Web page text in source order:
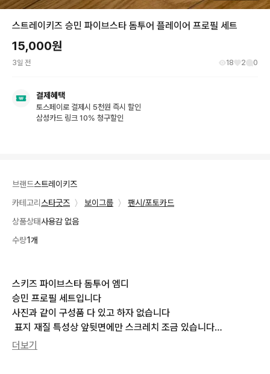
스트레이키즈 승민 파이브스타 돔투어 플레이어 프로필 세트
15,000원
3일 전 18 2 0
결제혜택
토스페이로 결제시 5천원 즉시 할인
삼성카드 링크 10% 청구할인
브랜드스트레이키즈
카테고리 스타굿즈 〉 보이그룹 〉
팬시/포토카드
상품상태사용감 없음
수량1개
스키즈 파이브스타 돔투어 엠디
승민 프로필 세트입니다
사진과 같이 구성품 다 있고 하자 없습니다
표지 재질 특성상 앞뒷면에만 스크레치 조금 있습니다
내용물에는 하자xxxxx
더보기